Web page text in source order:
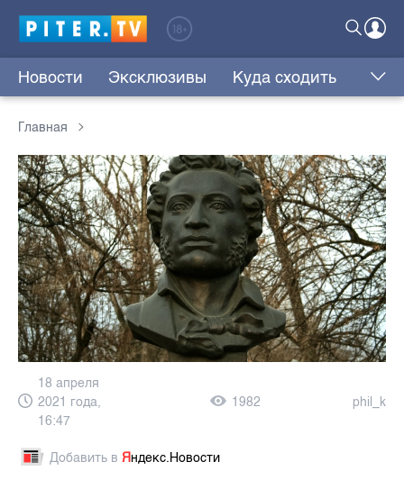
Новости Эксклюзивы Куда сходить
Главная
18 апреля
2021 года,
16:47
1982 phil_k
Добавить в Яндекс.Новости